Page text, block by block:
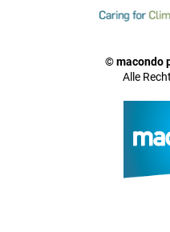
© macondo
Alle